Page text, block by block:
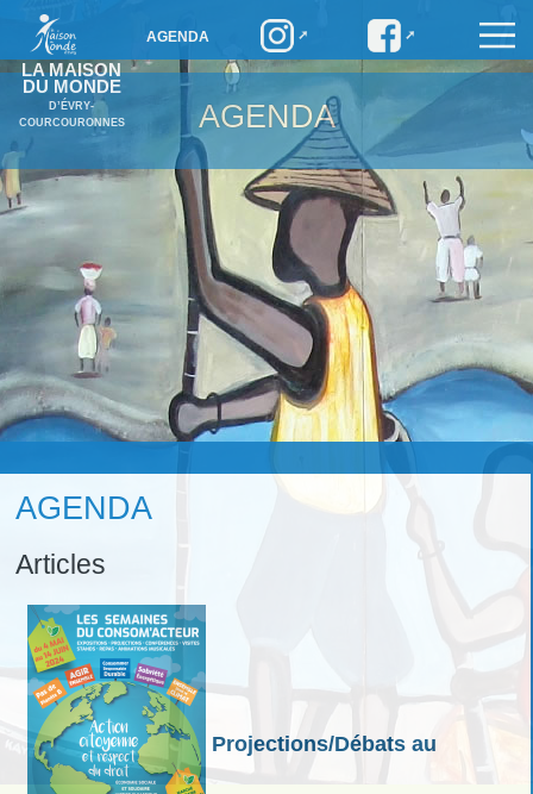
LA MAISON
DU MONDE
D’ÉVRY-
COURCOURONNES
AGENDA
AGENDA
AGENDA
Articles
Projections/Débats au